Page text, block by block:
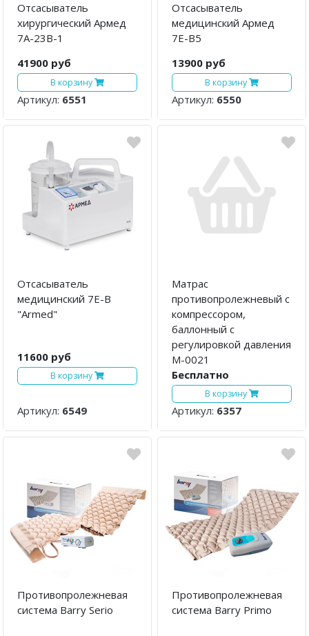
Отсасыватель
хирургический Армед
7A-23B-1
41900 руб
В корзину
Артикул: 6551
Отсасыватель
медицинский Армед
7E-B5
13900 руб
В корзину
Артикул: 6550
Отсасыватель
медицинский 7E-B
"Armed"
11600 руб
В корзину
Артикул: 6549
Матраc
противопролежневый с
компрессором,
баллонный с
регулировкой давления
М-0021
Бесплатно
В корзину
Артикул: 6357
Противопролежневая
система Barry Serio
Противопролежневая
система Barry Primo